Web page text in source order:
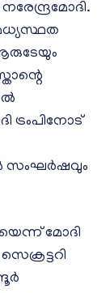
ആരുടേയും
ട്രംപിനോട്
സംഘർഷവും
മോദി